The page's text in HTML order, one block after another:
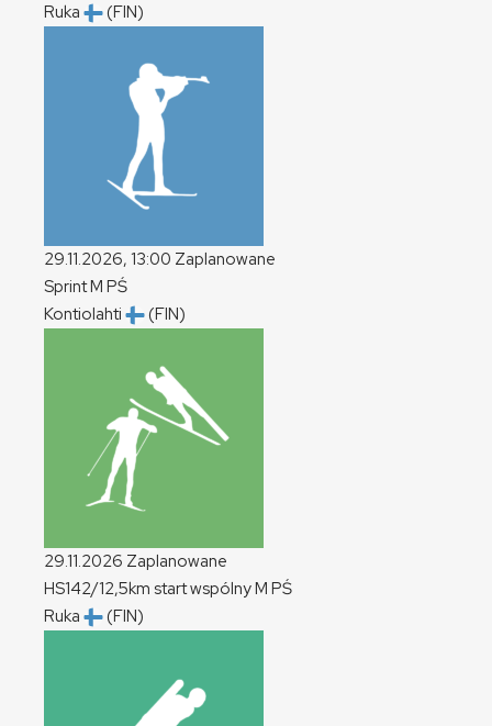
Ruka
(FIN)
29.11.2026, 13:00 Zaplanowane
SprintM PŚ
Kontiolahti
(FIN)
29.11.2026 Zaplanowane
HS142/12,5km start wspólnyM PŚ
Ruka
(FIN)